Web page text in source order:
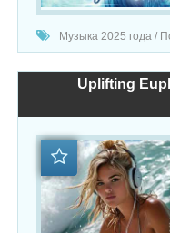
Музыка 2025 года /
Uplifting